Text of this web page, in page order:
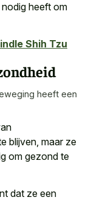
heeft om
Shih Tzu
heeft een
blijven, maar ze
om gezond te
dat ze een